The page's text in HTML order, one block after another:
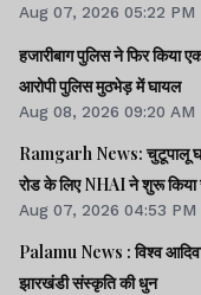
Aug 07, 2026 05:22 PM
हजारीबाग पुलिस ने फिर किया
आरोपी पुलिस मुठभेड़ में घायल
Aug 08, 2026 09:20 AM
Ramgarh News: चुटूपालू
रोड के लिए NHAI ने शुरू किया
Aug 07, 2026 04:53 PM
Palamu News : विश्व
झारखंडी संस्कृति की धुन